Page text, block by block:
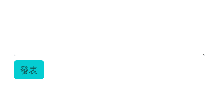
發表